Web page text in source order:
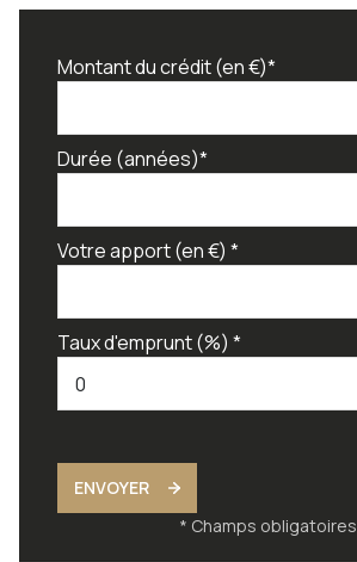
Montant du crédit (en €)*
Durée (années)*
Votre apport (en €) *
Taux d'emprunt (%) *
ENVOYER
* Champs obligatoires